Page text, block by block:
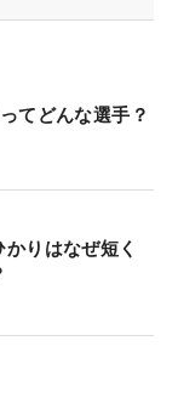
を打ったもの
た。
なり、15番の
で残り119ヤ
セカンドが、
た。ここ
ったが、勝負
ことができ
んだ小祝さく
てどんな選手？
りはなぜ短く